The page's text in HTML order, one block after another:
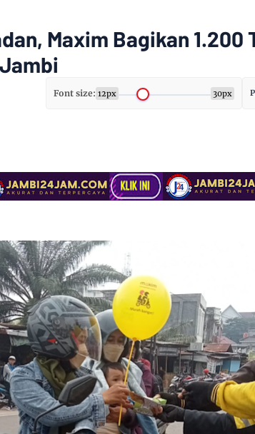
Maxim Bagikan 1.200
Font size: 12px 30px